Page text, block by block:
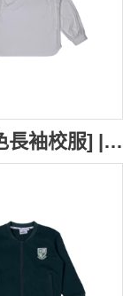
[訂購白色長袖校服] | 教師工作服 | 袖子鈕扣款式設計 | 繡花LOGO校徽 | Unity Grammar SU413